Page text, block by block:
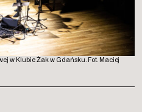
w Klubie Żak w Gdańsku. Fot. Maciej